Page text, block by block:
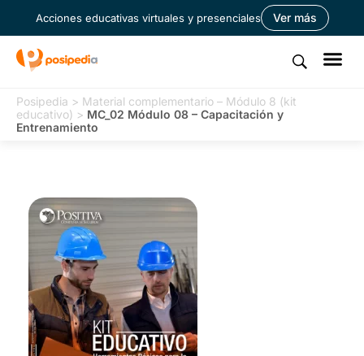
Acciones educativas virtuales y presenciales Ver más
Posipedia > Material complementario – Módulo 8 (kit
educativo) > MC_02 Módulo 08 – Capacitación y
Entrenamiento